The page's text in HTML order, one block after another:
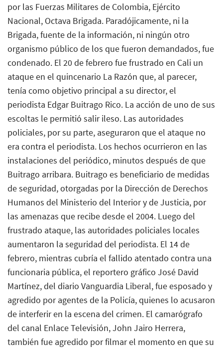
por las Fuerzas Militares de Colombia, Ejército
Nacional, Octava Brigada. Paradójicamente, ni la
Brigada, fuente de la información, ni ningún otro
organismo público de los que fueron demandados, fue
condenado. El 20 de febrero fue frustrado en Cali un
ataque en el quincenario La Razón que, al parecer,
tenía como objetivo principal a su director, el
periodista Edgar Buitrago Rico. La acción de uno de sus
escoltas le permitió salir ileso. Las autoridades
policiales, por su parte, aseguraron que el ataque no
era contra el periodista. Los hechos ocurrieron en las
instalaciones del periódico, minutos después de que
Buitrago arribara. Buitrago es beneficiario de medidas
de seguridad, otorgadas por la Dirección de Derechos
Humanos del Ministerio del Interior y de Justicia, por
las amenazas que recibe desde el 2004. Luego del
frustrado ataque, las autoridades policiales locales
aumentaron la seguridad del periodista. El 14 de
febrero, mientras cubría el fallido atentado contra una
funcionaria pública, el reportero gráfico José David
Martínez, del diario Vanguardia Liberal, fue esposado y
agredido por agentes de la Policía, quienes lo acusaron
de interferir en la escena del crimen. El camarógrafo
del canal Enlace Televisión, John Jairo Herrera,
también fue agredido por filmar el momento en que su